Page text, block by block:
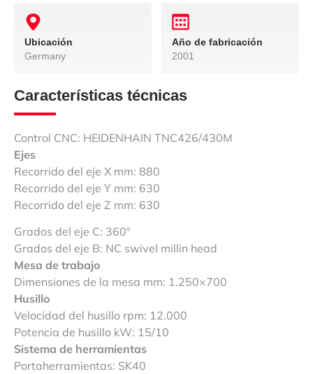
Ubicación
Germany
Año de fabricación
2001
Características técnicas
Control CNC: HEIDENHAIN TNC426/430M
Ejes
Recorrido del eje X mm: 880
Recorrido del eje Y mm: 630
Recorrido del eje Z mm: 630
Grados del eje C: 360º
Grados del eje B: NC swivel millin head
Mesa de trabajo
Dimensiones de la mesa mm: 1.250×700
Husillo
Velocidad del husillo rpm: 12.000
Potencia de husillo kW: 15/10
Sistema de herramientas
Portaherramientas: SK40